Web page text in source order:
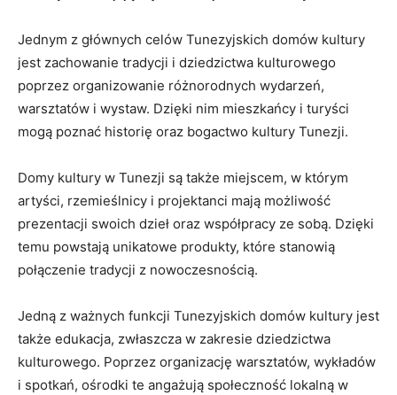
Jednym z głównych celów Tunezyjskich domów kultury
jest zachowanie tradycji i dziedzictwa kulturowego
poprzez‌ organizowanie różnorodnych wydarzeń,
warsztatów i​ wystaw. Dzięki nim mieszkańcy i turyści
mogą poznać historię oraz‌ bogactwo kultury Tunezji.
Domy kultury w Tunezji są także miejscem,⁣ w którym
artyści, rzemieślnicy i projektanci mają możliwość
prezentacji swoich dzieł oraz współpracy ze sobą. Dzięki
temu powstają unikatowe produkty, które‍ stanowią
połączenie ​tradycji z nowoczesnością.
Jedną z ważnych funkcji Tunezyjskich domów kultury jest
także edukacja, zwłaszcza ‌w​ zakresie dziedzictwa
kulturowego. Poprzez organizację warsztatów, wykładów
i spotkań, ośrodki⁣ te angażują ‍społeczność lokalną w